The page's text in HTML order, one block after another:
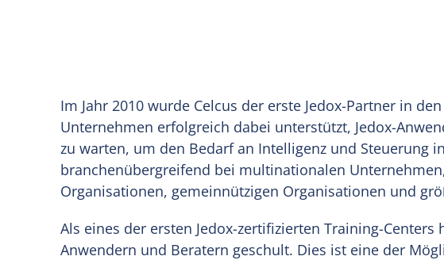
Im Jahr 2010 wurde Celcus der erste Jedox-Partner in
Unternehmen erfolgreich dabei unterstützt, Jedox-
zu warten, um den Bedarf an Intelligenz und Steuerung
branchenübergreifend bei multinationalen
Organisationen, gemeinnützigen Organisationen und
Als eines der ersten Jedox-zertifizierten Training-Centers
Anwendern und Beratern geschult. Dies ist eine der